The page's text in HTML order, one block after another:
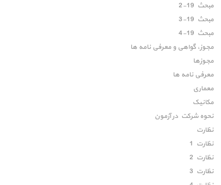
مبحث 19-2
مبحث 19-3
مبحث 19-4
مجوز، گواهی و معرفی نامه ها
مجوزها
معرفی نامه ها
معماری
مکانیک
نحوه شرکت در آزمون
نظارت
نظارت 1
نظارت 2
نظارت 3